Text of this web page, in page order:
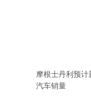
摩根士丹利预
汽车销量